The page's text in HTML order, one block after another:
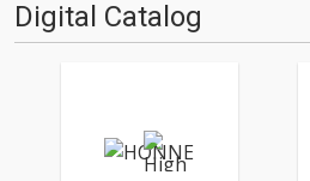
Digital Catalog